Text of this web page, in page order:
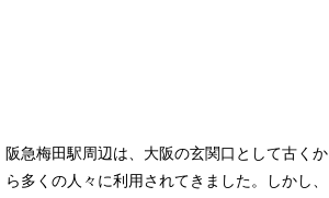
阪急梅田駅周辺は、大阪の玄関口として古くか
ら多くの人々に利用されてきました。しかし、